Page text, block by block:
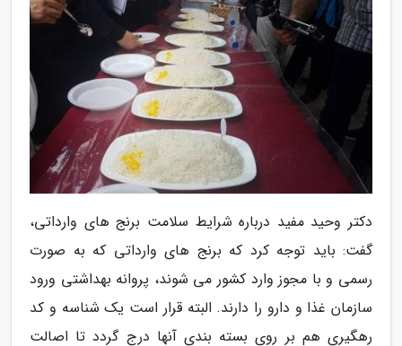
دکتر وحید مفید درباره شرایط سلامت برنج های وارداتی،
گفت: باید توجه کرد که برنج های وارداتی که به صورت
رسمی و با مجوز وارد کشور می شوند، پروانه بهداشتی ورود
سازمان غذا و دارو را دارند. البته قرار است یک شناسه و کد
رهگیری هم بر روی بسته بندی آنها درج گردد تا اصالت